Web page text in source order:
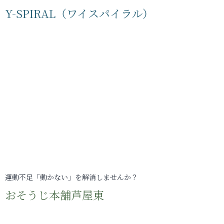
Y-SPIRAL（ワイスパイラル）
運動不足「動かない」を解消しませんか？
おそうじ本舗芦屋東